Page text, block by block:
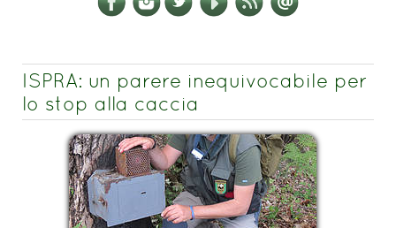
ISPRA: un parere inequivocabile per
lo stop alla caccia